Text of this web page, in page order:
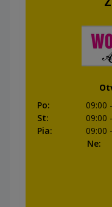
Po: 09:00
St: 09:00
Pia: 09:00
Ne: